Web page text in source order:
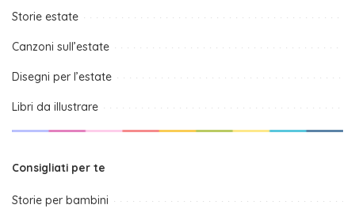
Storie estate
Canzoni sull’estate
Disegni per l’estate
Libri da illustrare
Consigliati per te
Storie per bambini